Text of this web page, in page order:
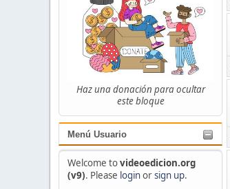
Haz una donación para ocultar
este bloque
Menú Usuario
Welcome tovideoedicion.org
(v9). Please loginorsign up.